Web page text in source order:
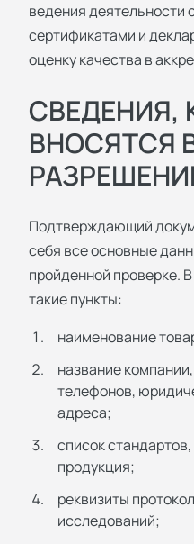
ведения деятельности
сертификатами и
оценку качества в
СВЕДЕНИЯ,
ВНОСЯТСЯ
Подтверждающий
себя все основные
пройденной проверке.
такие пункты:
наименование
название
телефонов,
адреса;
список
продукция;
реквизиты
исследований;